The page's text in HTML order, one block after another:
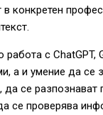
в конкретен
с ChatGPT,
а и умение да се
да се разпознават
се проверява